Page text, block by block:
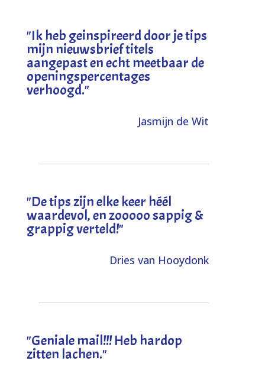
"Ik heb geinspireerd door je tips
mijn nieuwsbrief titels
aangepast en echt meetbaar de
openingspercentages
verhoogd."
Jasmijn de Wit
"De tips zijn elke keer héél
waardevol, en zooooo sappig &
grappig verteld!"
Dries van Hooydonk
"Geniale mail!!! Heb hardop
zitten lachen."